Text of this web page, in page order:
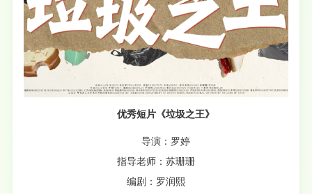
优秀短片《垃圾之王》
导演：罗婷
指导老师：苏珊珊
编剧：罗润熙